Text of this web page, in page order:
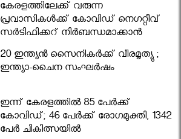
കേരളത്തിലേക്ക് വരുന്ന
പ്രവാസികള്‍ക്ക് കോവിഡ് നെഗറ്റീവ്
സര്‍ട്ടിഫിക്കറ്റ് നിർബന്ധമാക്കാൻ
മന്ത്രിസഭ
20 ഇന്ത്യൻ സൈനികർക്ക് വീരമൃത്യു ;
ഇന്ത്യാ-ചൈന സംഘർഷം
ഇന്ന് കേരളത്തിൽ 85 പേർക്ക്
കോവിഡ്; 46 പേർക്ക് രോഗമുക്തി, 1342
പേർ ചികിത്സയിൽ